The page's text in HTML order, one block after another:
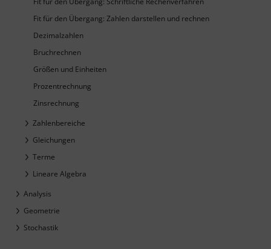
Fit für den Übergang: Zahlen darstellen und rechnen
Dezimalzahlen
Bruchrechnen
Größen und Einheiten
Prozentrechnung
Zinsrechnung
Zahlenbereiche
Gleichungen
Terme
Lineare Algebra
Analysis
Geometrie
Stochastik